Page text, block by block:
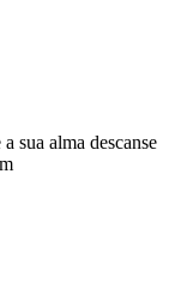
sua alma descanse